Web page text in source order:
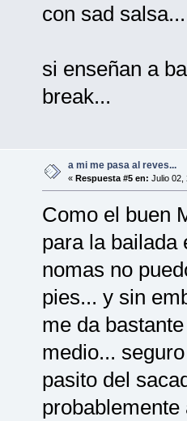
con sad
si enseñan a
break...
a mi me pasa al reves...
« Respuesta #5 en: Julio 02,
Como el buen
para la bailada
nomas no
pies... y sin
me da
medio...
pasito del